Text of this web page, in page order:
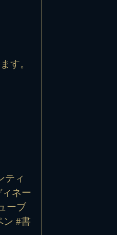
す。
ティ
ネー
ーブ
ン #書